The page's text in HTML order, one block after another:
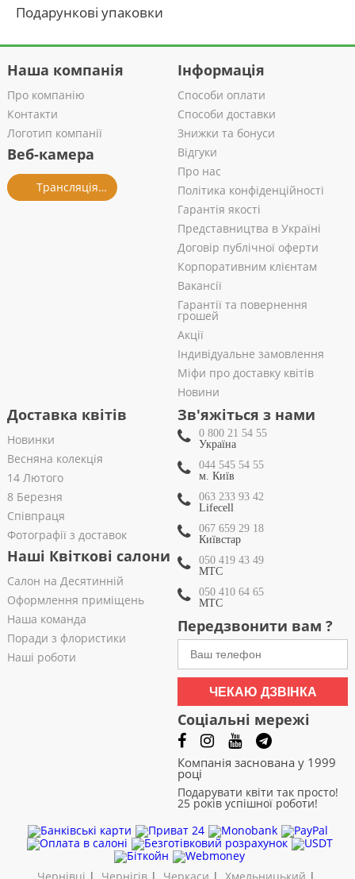
Подарункові упаковки
Наша компанія
Про компанію
Контакти
Логотип компанії
Веб-камера
Трансляція із салону
Інформація
Способи оплати
Способи доставки
Знижки та бонуси
Відгуки
Про нас
Політика конфіденційності
Гарантія якості
Представництва в Україні
Договір публічної оферти
Корпоративним клієнтам
Вакансії
Гарантії та повернення
грошей
Акції
Індивідуальне замовлення
Міфи про доставку квітів
Новини
Доставка квітів
Новинки
Весняна колекція
14 Лютого
8 Березня
Співпраця
Фотографії з доставок
Наші Квіткові салони
Салон на Десятинній
Оформлення приміщень
Наша команда
Поради з флористики
Наші роботи
Зв'яжіться з нами
0 800 21 54 55
Україна
044 545 54 55
м. Київ
063 233 93 42
Lifecell
067 659 29 18
Київстар
050 419 43 49
МТС
050 410 64 65
МТС
Передзвонити вам ?
ЧЕКАЮ ДЗВІНКА
Соціальні мережі
Компанія заснована у 1999
році
Подарувати квіти так просто!
25 років успішної роботи!